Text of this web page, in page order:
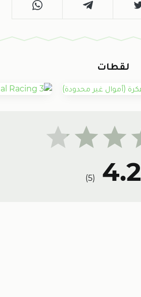
4.2
(
5
)
لقطات